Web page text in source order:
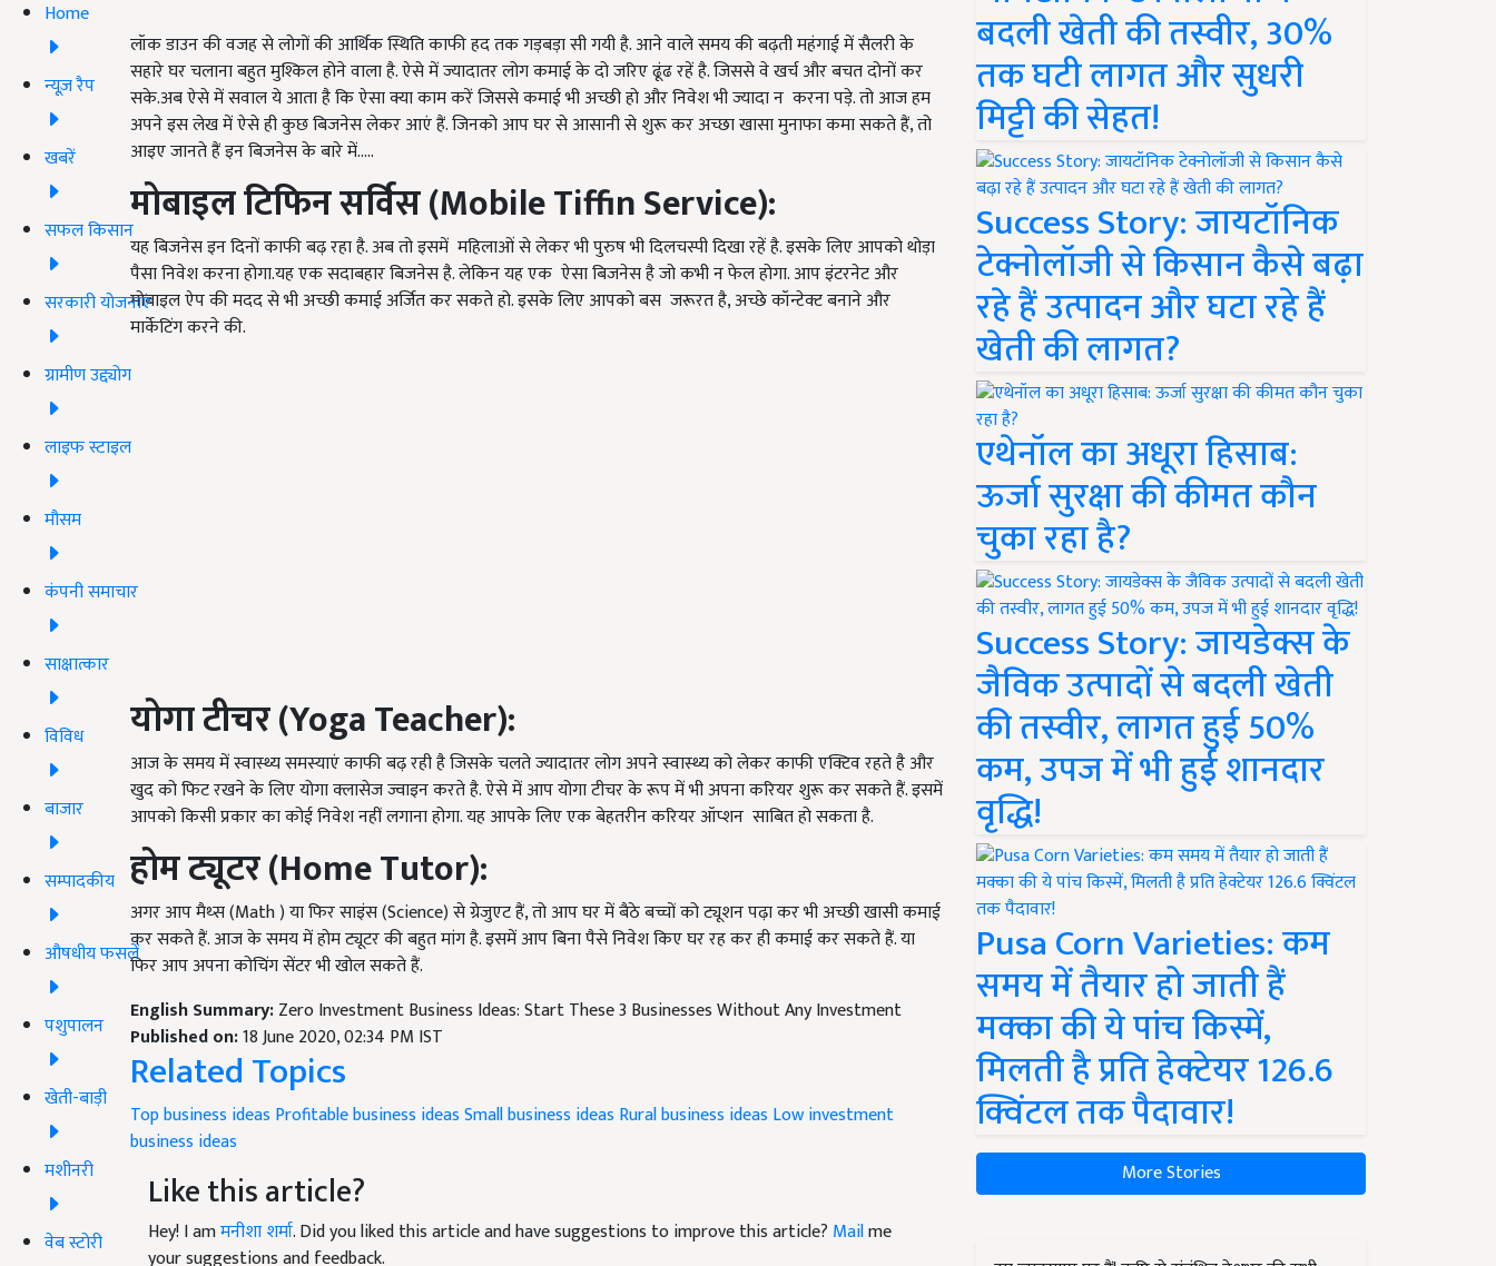
Home
न्यूज़ रैप
खबरें
सफल किसान
सरकारी योजनाएं
ग्रामीण उद्द्योग
लाइफ स्टाइल
मौसम
कंपनी समाचार
साक्षात्कार
विविध
बाजार
सम्पादकीय
औषधीय फसलें
पशुपालन
खेती-बाड़ी
मशीनरी
वेब स्टोरी
लॉक डाउन की वजह से लोगों की आर्थिक स्थिति काफी हद तक गड़बड़ा सी गयी है. आने वाले समय की बढ़ती महंगाई में सैलरी के
सहारे घर चलाना बहुत मुश्किल होने वाला है. ऐसे में ज्यादातर लोग कमाई के दो जरिए ढूंढ रहें है. जिससे वे खर्च और बचत दोनों कर
सके.अब ऐसे में सवाल ये आता है कि ऐसा क्या काम करें जिससे कमाई भी अच्छी हो और निवेश भी ज्यादा न करना पड़े. तो आज हम
अपने इस लेख में ऐसे ही कुछ बिजनेस लेकर आएं हैं. जिनको आप घर से आसानी से शुरू कर अच्छा खासा मुनाफा कमा सकते हैं, तो
आइए जानते हैं इन बिजनेस के बारे में.....
मोबाइलटिफिनसर्विस(Mobile Tiffin Service):
यह बिजनेस इन दिनों काफी बढ़ रहा है. अब तो इसमें महिलाओं से लेकर भी पुरुष भी दिलचस्पी दिखा रहें है. इसके लिए आपको थोड़ा
पैसा निवेश करना होगा.यह एक सदाबहार बिजनेस है. लेकिन यह एक ऐसा बिजनेस है जो कभी न फेल होगा. आप इंटरनेट और
मोबाइल ऐप की मदद से भी अच्छी कमाई अर्जित कर सकते हो. इसके लिए आपको बस जरूरत है, अच्छे कॉन्टेक्ट बनाने और
मार्केटिंग करने की.
योगाटीचर(Yoga Teacher):
आज के समय में स्वास्थ्य समस्याएं काफी बढ़ रही है जिसके चलते ज्यादातर लोग अपने स्वास्थ्य को लेकर काफी एक्टिव रहते है और
खुद को फिट रखने के लिए योगा क्लासेज ज्वाइन करते है. ऐसे में आप योगा टीचर के रूप में भी अपना करियर शुरू कर सकते हैं. इसमें
आपको किसी प्रकार का कोई निवेश नहीं लगाना होगा. यह आपके लिए एक बेहतरीन करियर ऑप्शन साबित हो सकता है.
होमट्यूटर(Home Tutor):
अगर आप मैथ्स (Math ) या फिर साइंस (Science) से ग्रेजुएट हैं, तो आप घर में बैठे बच्चों को ट्यूशन पढ़ा कर भी अच्छी खासी कमाई
कर सकते हैं. आज के समय में होम ट्यूटर की बहुत मांग है. इसमें आप बिना पैसे निवेश किए घर रह कर ही कमाई कर सकते हैं. या
फिर आप अपना कोचिंग सेंटर भी खोल सकते हैं.
English Summary:Zero Investment Business Ideas: Start These 3 Businesses Without Any Investment
Published on:18 June 2020, 02:34 PM IST
Related Topics
Top business ideas Profitable business ideasSmall business ideas Rural business ideas Low investment
business ideas
Like this article?
Hey! I amमनीशा शर्मा. Did you liked this article and have suggestions to improve this article? Mailme
your suggestions and feedback.
बदली खेती की तस्वीर, 30%
तक घटी लागत और सुधरी
मिट्टी की सेहत!
Success Story: जायटॉनिक
टेक्नोलॉजी से किसान कैसे बढ़ा
रहे हैं उत्पादन और घटा रहे हैं
खेती की लागत?
एथेनॉल का अधूरा हिसाब:
ऊर्जा सुरक्षा की कीमत कौन
चुका रहा है?
Success Story: जायडेक्स के
जैविक उत्पादों से बदली खेती
की तस्वीर, लागत हुई 50%
कम, उपज में भी हुई शानदार
वृद्धि!
Pusa Corn Varieties: कम
समय में तैयार हो जाती हैं
मक्का की ये पांच किस्में,
मिलती है प्रति हेक्टेयर 126.6
क्विंटल तक पैदावार!
More Stories